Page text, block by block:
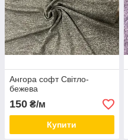
Ангора софт Світло-
бежева
150 ₴/м
Купити